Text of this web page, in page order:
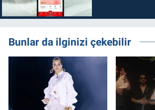
Bunlar da ilginizi çekebilir